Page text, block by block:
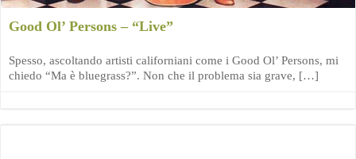
Good Ol’ Persons – “Live”
Spesso, ascoltando artisti californiani come i Good Ol’ Persons, mi
chiedo “Ma è bluegrass?”. Non che il problema sia grave, […]